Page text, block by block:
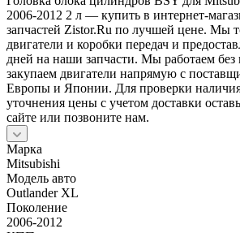
2006-2012 2 л — купить в интернет-
запчастей Zistor.Ru по лучшей цене. Мы
двигатели и коробки передач и
дней на наши запчасти. Мы работаем без
закупаем двигатели напрямую с
Европы и Японии. Для проверки наличия
уточнения цены с учетом доставки
сайте или позвоните нам.
Марка
Mitsubishi
Модель авто
Outlander XL
Поколение
2006-2012